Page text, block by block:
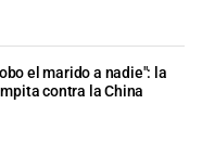
el marido a nadie": la
contra la China